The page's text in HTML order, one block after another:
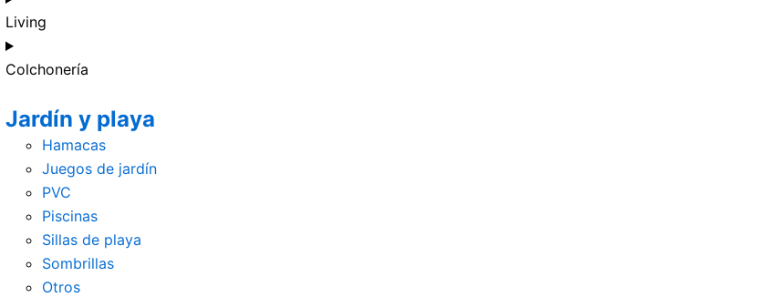
Living
Colchonería
Jardín y playa
Hamacas
Juegos de jardín
PVC
Piscinas
Sillas de playa
Sombrillas
Otros